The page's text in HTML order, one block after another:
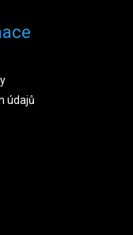
údajů